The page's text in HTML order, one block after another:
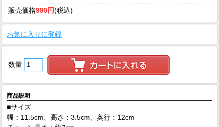
販売価格990円(税込)
お気に入りに登録
数量
商品説明
■サイズ
幅：11.5cm、高さ：3.5cm、奥行：12cm